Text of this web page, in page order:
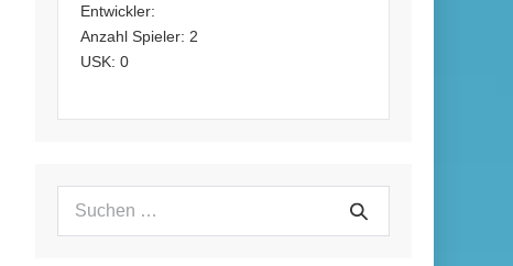
Entwickler:
Anzahl Spieler: 2
USK: 0
Suchen
Suche